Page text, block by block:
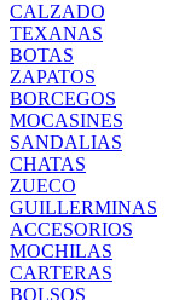
CALZADO
TEXANAS
BOTAS
ZAPATOS
BORCEGOS
MOCASINES
SANDALIAS
CHATAS
ZUECO
GUILLERMINAS
ACCESORIOS
MOCHILAS
CARTERAS
BOLSOS